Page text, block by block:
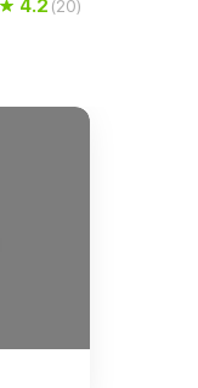
4.2 (20)